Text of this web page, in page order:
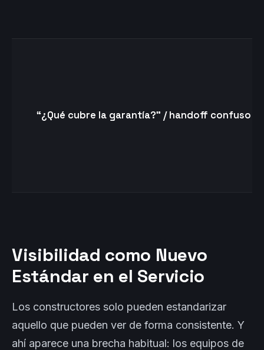
“¿Qué cubre la garantía?” / handoff confuso
Visibilidad como Nuevo
Estándar en el Servicio
Los constructores solo pueden estandarizar
aquello que pueden ver de forma consistente. Y
ahí aparece una brecha habitual: los equipos de